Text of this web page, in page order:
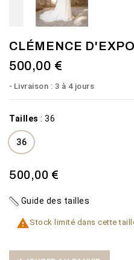
CLÉMENCE
500,00 €
Livraison : 3 à 4 jours
Tailles : 36
36
500,00 €
Guide des tailles
 Stock limité dans cette